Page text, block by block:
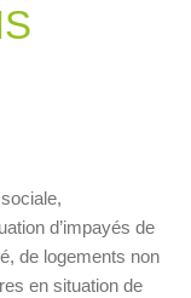
d’impayés de
de logements non
en situation de